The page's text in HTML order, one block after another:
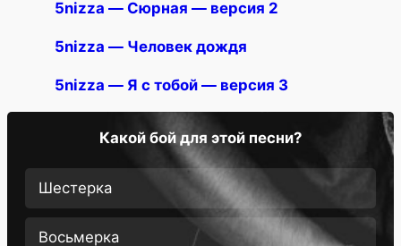
5nizza — Сюрная — версия 2
5nizza — Человек дождя
5nizza — Я с тобой — версия 3
Какой бой для этой песни?
Шестерка
Восьмерка